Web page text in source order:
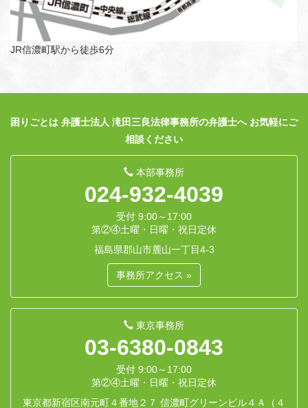
JR信濃町駅から徒歩6分
困りごとは 弁護士法人 滝田三良法律事務所の弁護士へ お気軽にご
相談ください
本部事務所
024-932-4039
受付 9:00～17:00
第②④土曜・日曜・祝日定休
福島県郡山市麓山一丁目4-3
事務所アクセス »
東京事務所
03-6380-0843
受付 9:00～17:00
第②④土曜・日曜・祝日定休
東京都新宿区南元町４番地２７ 信濃町グリーンビル４Ａ（４